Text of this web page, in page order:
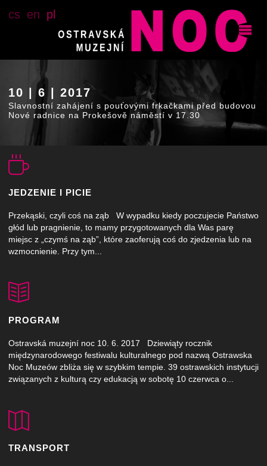
cs en pl
10 | 6 | 2017
Slavnostní zahájení s pouťovými frkačkami před budovou
Nové radnice na Prokešově náměstí v 17.30
JEDZENIE I PICIE
Przekąski, czyli coś na ząb W wypadku kiedy poczujecie Państwo
głód lub pragnienie, to mamy przygotowanych dla Was parę
miejsc z „czymś na ząb”, które zaoferują coś do zjedzenia lub na
wzmocnienie. Przy tym...
PROGRAM
Ostravská muzejní noc 10. 6. 2017 Dziewiąty rocznik
międzynarodowego festiwalu kulturalnego pod nazwą Ostrawska
Noc Muzeów zbliża się w szybkim tempie. 39 ostrawskich instytucji
związanych z kulturą czy edukacją w sobotę 10 czerwca o...
TRANSPORT